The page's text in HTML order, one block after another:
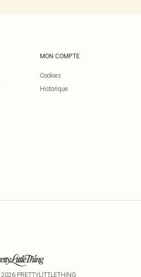
MON COMPTE
Cookies
Historique
2026 PRETTYLITTLETHING